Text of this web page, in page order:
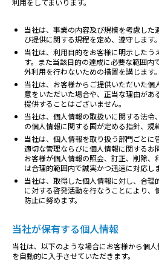
利用をしてまいります。
当社は、事業の内容及び規模を考慮し
び提供に関する規程を定め、遵守します。
当社は、利用目的をお客様に明示したう
す。また当該目的の達成に必要な範囲内
外利用を行わないための措置を講じます。
当社は、お客様からご提供いただいた個
意をいただいた場合や、正当な理由があ
提供することはございません。
当社は、個人情報の取扱いに関する法令
の個人情報に関する国が定める指針、規
当社は、個人情報を取り扱う部門ごとに
適切な管理ならびに個人情報に関するお
お客様が個人情報の照会、訂正、削除、
は合理的範囲内で誠実かつ迅速に対応しま
当社は、取得した個人情報に対し、合理
に対する啓発活動を行なうことにより、
防止に努めます。
当社が保有する個人情報
当社は、以下のような場合にお客様から個
を自動的に入手させていただきます。